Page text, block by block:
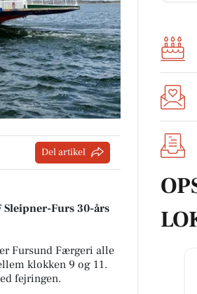
Del artikel
Furs 30-års
Fursund Færgeri alle
klokken 9 og 11.
fejringen.